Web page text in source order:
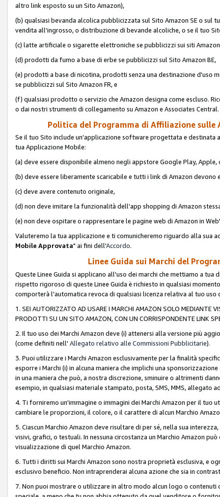
altro link esposto su un Sito Amazon),
(b) qualsiasi bevanda alcolica pubblicizzata sul Sito Amazon SE o sul
vendita all'ingrosso, o distribuzione di bevande alcoliche, o se il tuo
(c) latte artificiale o sigarette elettroniche se pubblicizzi sui siti Amazon
(d) prodotti da fumo a base di erbe se pubblicizzi sul Sito Amazon BE,
(e) prodotti a base di nicotina, prodotti senza una destinazione d'uso
se pubblicizzi sul Sito Amazon FR, e
(f) qualsiasi prodotto o servizio che Amazon designa come escluso.
o dai nostri strumenti di collegamento su Amazon e Associates Central.
Politica del Programma di Affiliazione
Se il tuo Sito include un'applicazione software progettata e
tua Applicazione Mobile:
(a) deve essere disponibile almeno negli appstore Google Play, Apple,
(b) deve essere liberamente scaricabile e tutti i link di Amazon devono
(c) deve avere contenuto originale,
(d) non deve imitare la funzionalità dell'app shopping di Amazon
(e) non deve ospitare o rappresentare le pagine web di Amazon in
Valuteremo la tua applicazione e ti comunicheremo riguardo alla sua
Mobile Approvata" ai fini dell'Accordo.
Linee Guida sui Marchi del
Queste Linee Guida si applicano all'uso dei marchi che mettiamo a
rispetto rigoroso di queste Linee Guida è richiesto in qualsiasi
comporterà l'automatica revoca di qualsiasi licenza relativa al tuo uso
1. SEI AUTORIZZATO AD USARE I MARCHI AMAZON SOLO MEDIANTE
PRODOTTI SU UN SITO AMAZON, CON UN CORRISPONDENTE LINK
2. Il tuo uso dei Marchi Amazon deve (i) attenersi alla versione più
(come definiti nell' Allegato relativo alle Commissioni Pubblicitarie).
3. Puoi utilizzare i Marchi Amazon esclusivamente per la finalità
esporre i Marchi (i) in alcuna maniera che implichi una
in una maniera che può, a nostra discrezione, sminuire o altrimenti
esempio, in qualsiasi materiale stampato, posta, SMS, MMS,
4. Ti forniremo un'immagine o immagini dei Marchi Amazon per il tuo
cambiare le proporzioni, il colore, o il carattere di alcun Marchio
5. Ciascun Marchio Amazon deve risultare di per sé, nella sua
visivi, grafici, o testuali. In nessuna circostanza un Marchio Amazon
visualizzazione di quel Marchio Amazon.
6. Tutti i diritti sui Marchi Amazon sono nostra proprietà esclusiva, e
esclusivo beneficio. Non intraprenderai alcuna azione che sia in
7. Non puoi mostrare o utilizzare in altro modo alcun logo o